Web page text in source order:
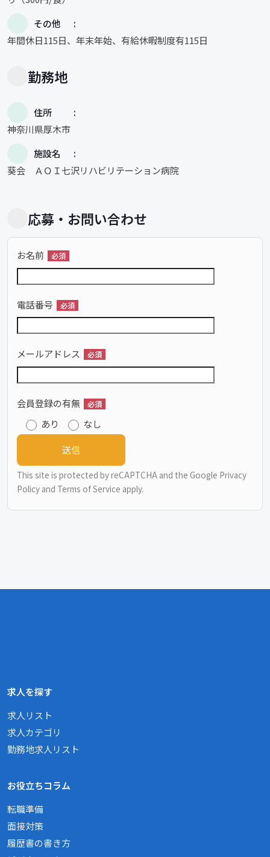
その他
年間休日115日、年末年始、有給休暇制度有115日
勤務地
住所
神奈川県厚木市
施設名
葵会 ＡＯＩ七沢リハビリテーション病院
応募・お問い合わせ
お名前 必須
電話番号 必須
メールアドレス 必須
会員登録の有無 必須
あり なし
This site is protected by reCAPTCHA and the Google Privacy
Policy and Terms of Service apply.
求人を探す
求人リスト
求人カテゴリ
勤務地求人リスト
お役立ちコラム
転職準備
面接対策
履歴書の書き方